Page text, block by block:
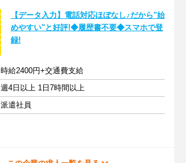
【データ入力】電話対応ほぼなし♪だから"始
めやすい"と好評!◆履歴書不要◆スマホで登
録!
時給2400円+交通費支給
週4日以上 1日7時間以上
派遣社員